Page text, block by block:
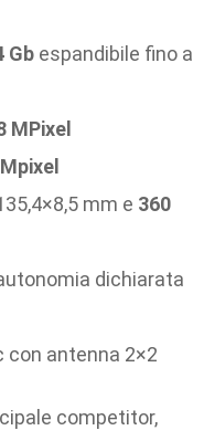
Gb espandibile fino a
MPixel
mm e 360
dichiarata
con antenna 2×2
competitor,